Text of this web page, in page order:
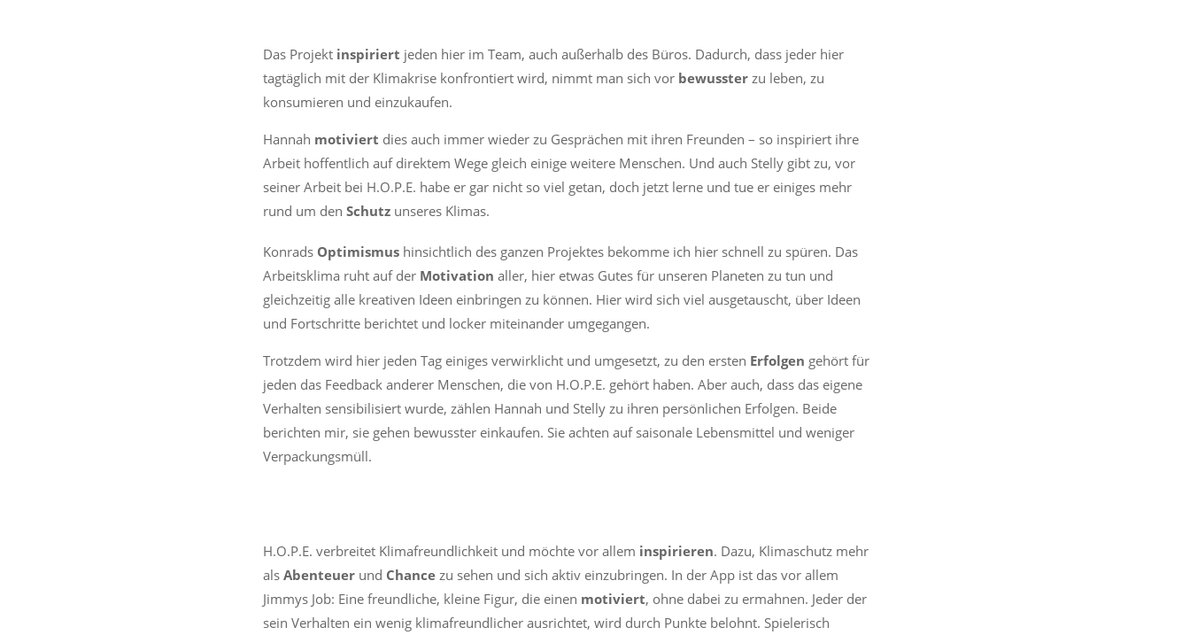
Das Projekt inspiriert jeden hier im Team, auch außerhalb des Büros. Dadurch, dass jeder hier
tagtäglich mit der Klimakrise konfrontiert wird, nimmt man sich vor bewusster zu leben, zu
konsumieren und einzukaufen.
Hannah motiviert dies auch immer wieder zu Gesprächen mit ihren Freunden – so inspiriert ihre
Arbeit hoffentlich auf direktem Wege gleich einige weitere Menschen. Und auch Stelly gibt zu, vor
seiner Arbeit bei H.O.P.E. habe er gar nicht so viel getan, doch jetzt lerne und tue er einiges mehr
rund um den Schutz unseres Klimas.
Konrads Optimismus hinsichtlich des ganzen Projektes bekomme ich hier schnell zu spüren. Das
Arbeitsklima ruht auf der Motivation aller, hier etwas Gutes für unseren Planeten zu tun und
gleichzeitig alle kreativen Ideen einbringen zu können. Hier wird sich viel ausgetauscht, über Ideen
und Fortschritte berichtet und locker miteinander umgegangen.
Trotzdem wird hier jeden Tag einiges verwirklicht und umgesetzt, zu den ersten Erfolgen gehört für
jeden das Feedback anderer Menschen, die von H.O.P.E. gehört haben. Aber auch, dass das eigene
Verhalten sensibilisiert wurde, zählen Hannah und Stelly zu ihren persönlichen Erfolgen. Beide
berichten mir, sie gehen bewusster einkaufen. Sie achten auf saisonale Lebensmittel und weniger
Verpackungsmüll.
H.O.P.E. verbreitet Klimafreundlichkeit und möchte vor allem inspirieren. Dazu, Klimaschutz mehr
als Abenteuer und Chance zu sehen und sich aktiv einzubringen. In der App ist das vor allem
Jimmys Job: Eine freundliche, kleine Figur, die einen motiviert, ohne dabei zu ermahnen. Jeder der
sein Verhalten ein wenig klimafreundlicher ausrichtet, wird durch Punkte belohnt. Spielerisch